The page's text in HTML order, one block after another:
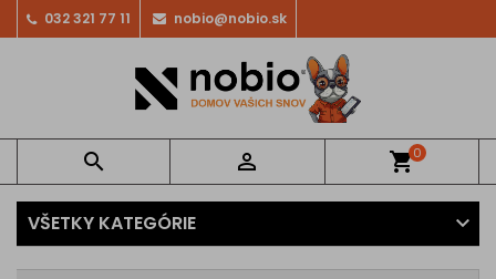
032 321 77 11 nobio@nobio.sk
  shopping_cart0
VŠETKY KATEGÓRIE